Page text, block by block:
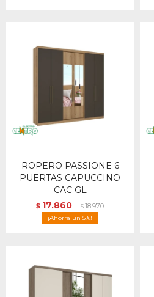
ROPERO PASSIONE 6
PUERTAS CAPUCCINO
CAC GL
$ 17.860 $18.970
5